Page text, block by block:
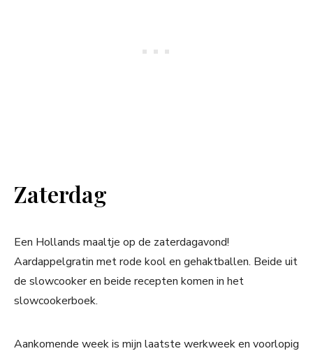
Zaterdag
Een Hollands maaltje op de zaterdagavond!
Aardappelgratin met rode kool en gehaktballen. Beide uit
de slowcooker en beide recepten komen in het
slowcookerboek.
Aankomende week is mijn laatste werkweek en voorlopig